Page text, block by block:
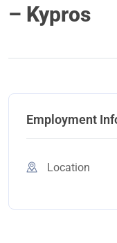
– Kypros
Employment
Location